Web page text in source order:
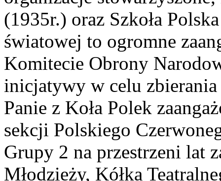
(1935r.) oraz Szkoła
światowej to ogromne
Komitecie Obrony
inicjatywy w celu
Panie z Koła Polek
sekcji Polskiego
Grupy 2 na przestrzeni lat
Młodzieży, Kółka